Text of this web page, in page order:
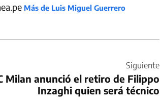
Más de Luis Miguel Guerrero
Siguiente
Milan anunció el retiro de Filippo
Inzaghi quien será técnico